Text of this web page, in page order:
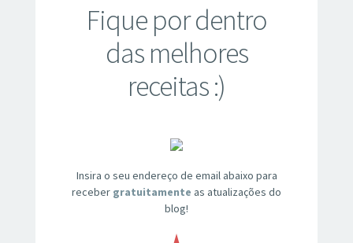
Fique por dentro
das melhores
receitas :)
Insira o seu endereço de email abaixo para
receber gratuitamente as atualizações do
blog!